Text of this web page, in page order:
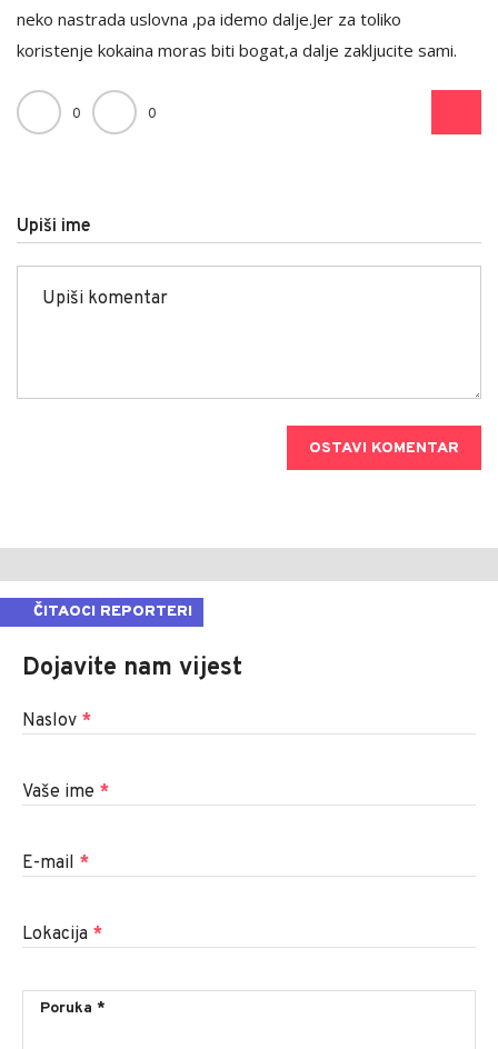
neko nastrada uslovna ,pa idemo dalje.Jer za toliko
koristenje kokaina moras biti bogat,a dalje zakljucite sami.
0 0
Upiši ime
OSTAVI KOMENTAR
ČITAOCI REPORTERI
Dojavite nam vijest
Naslov *
Vaše ime *
E-mail *
Lokacija *